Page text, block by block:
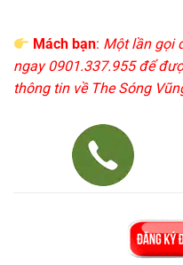
Mách bạn: Một lần gọi
ngay 0901.337.955 để
thông tin về The Sóng